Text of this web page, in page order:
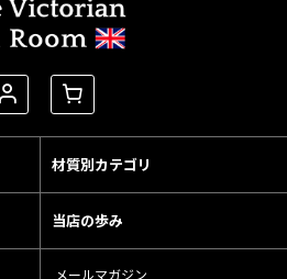
材質別カテゴリ
当店の歩み
メールマガジン